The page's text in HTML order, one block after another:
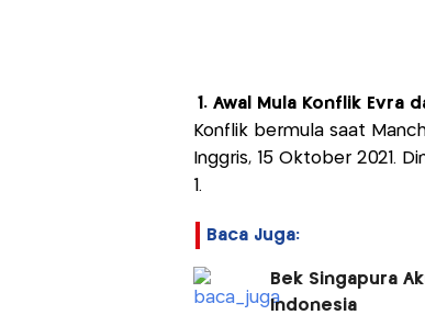
1. Awal Mula Konflik Evra
Konflik bermula saat
Inggris, 15 Oktober 2021.
1.
Baca Juga:
Bek Singapura
Indonesia